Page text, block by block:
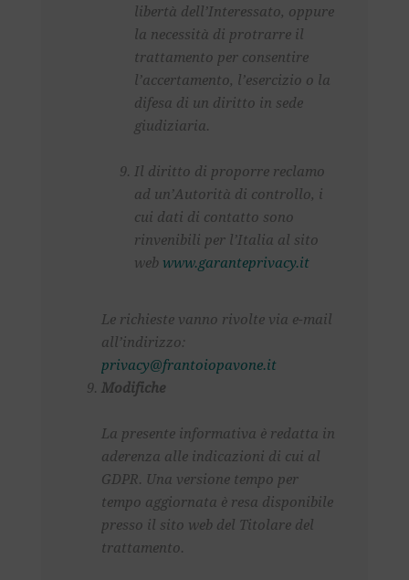
libertà dell’Interessato, oppure
la necessità di protrarre il
trattamento per consentire
l’accertamento, l’esercizio o la
difesa di un diritto in sede
giudiziaria.
Il diritto di proporre reclamo
ad un’Autorità di controllo, i
cui dati di contatto sono
rinvenibili per l’Italia al sito
web www.garanteprivacy.it
Le richieste vanno rivolte via e-mail
all’indirizzo:
privacy@frantoiopavone.it
Modifiche
La presente informativa è redatta in
aderenza alle indicazioni di cui al
GDPR. Una versione tempo per
tempo aggiornata è resa disponibile
presso il sito web del Titolare del
trattamento.